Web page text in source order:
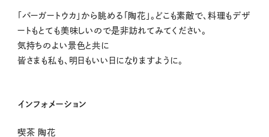
「バーガートウカ」から眺める「陶花」。どこも素敵で、料理もデザ
ートもとても美味しいので是非訪れてみてください。
気持ちのよい景色と共に
皆さまも私も、明日もいい日になりますように。
インフォメーション
喫茶 陶花